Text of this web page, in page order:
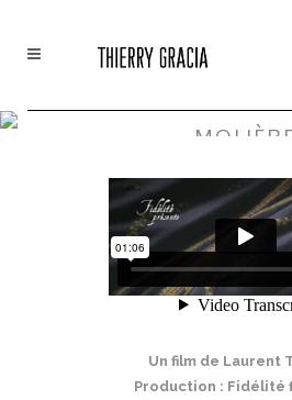
Un film de Laurent
Production : Fidélité